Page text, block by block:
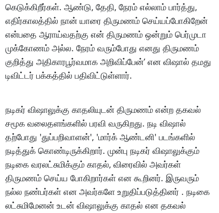
கெடுக்கிறீர்கள். ஆண்டு, தேதி, நேரம் எல்லாம் பார்த்து,
எதிர்காலத்தில் நான் யாரை திருமணம் செய்யப்போகிறேன்
என்பதை ஆராய்வதற்கு என் திருமணம் ஒன்றும் பெர்முடா
முக்கோணம் அல்ல. நேரம் வரும்போது எனது திருமணம்
குறித்து அதிகாரபூர்வமாக அறிவிப்பேன்’ என விஷால் தமது
டிவிட்டர் பக்கத்தில் பதிவிட்டுள்ளார்.
நடிகர் விஷாலுக்கு காதலியுடன் திருமணம் என்ற தகவல்
சமூக வலைதளங்களில் பரவி வருகிறது. நடி விஷால்
தற்போது 'துப்பறிவாளன்', 'மார்க் ஆண்டனி' படங்களில்
நடித்துக் கொண்டிருக்கிறார். முன்பு நடிகர் விஷாலுக்கும்
நடிகை வரலட்சுமிக்கும் காதல், விரைவில் அவர்கள்
திருமணம் செய்ய போகிறார்கள் என கூறினர். இருவரும்
நல்ல நண்பர்கள் என அவர்களே உறுதிப்படுத்தினர் . நடிகை
லட்சுமிமேனன் உடன் விஷாலுக்கு காதல் என தகவல்